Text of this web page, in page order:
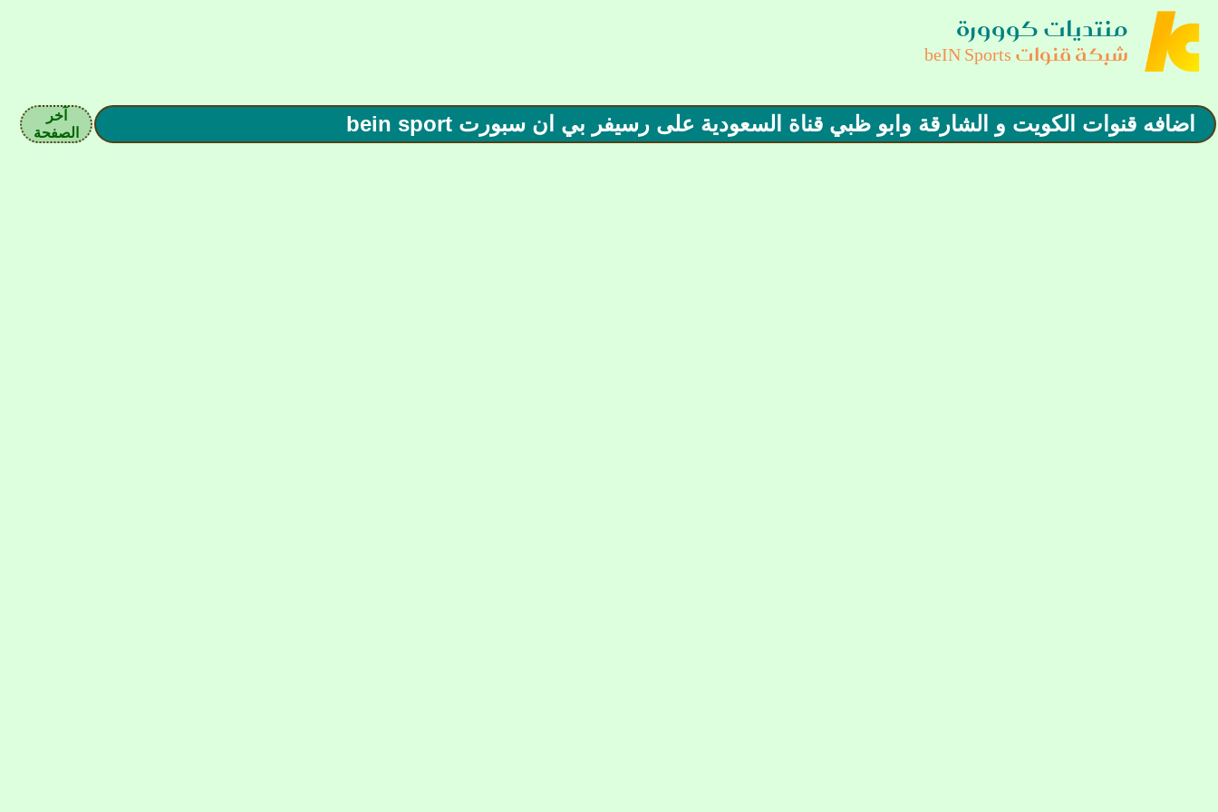
منتديات كووورة
شبكة قنوات beIN Sports
اضافه قنوات الكويت و الشارقة وابو ظبي قناة السعودية على رسيفر بي ان سبورت bein sport
آخر
الصفحة